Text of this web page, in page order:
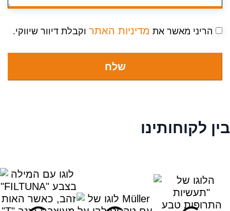
הריני מאשר את מדיניות האתר וקבלת דיוור שיווקי.
שלח
בין לקוחותינו